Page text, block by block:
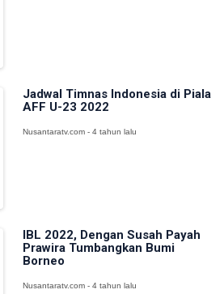
Jadwal Timnas Indonesia di Piala
AFF U-23 2022
Nusantaratv.com - 4 tahun lalu
IBL 2022, Dengan Susah Payah
Prawira Tumbangkan Bumi
Borneo
Nusantaratv.com - 4 tahun lalu